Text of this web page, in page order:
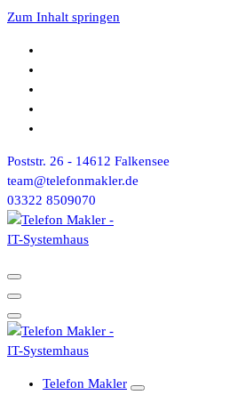
Zum Inhalt springen
Poststr. 26 - 14612 Falkensee
team@telefonmakler.de
03322 8509070
Telefon Makler